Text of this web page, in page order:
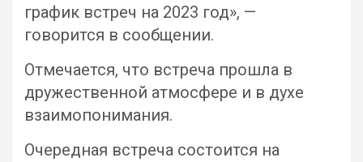
график встреч на 2023 год», —
говорится в сообщении.
Отмечается, что встреча прошла в
дружественной атмосфере и в духе
взаимопонимания.
Очередная встреча состоится на